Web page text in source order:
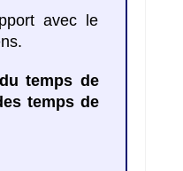
avec le
temps de
temps de